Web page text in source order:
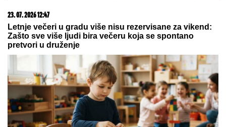
06. 08. 2026 07:08
Evo u kojim banjama važi vaučer od 10.000 dinara -
kompletan spisak destinacija u Srbiji